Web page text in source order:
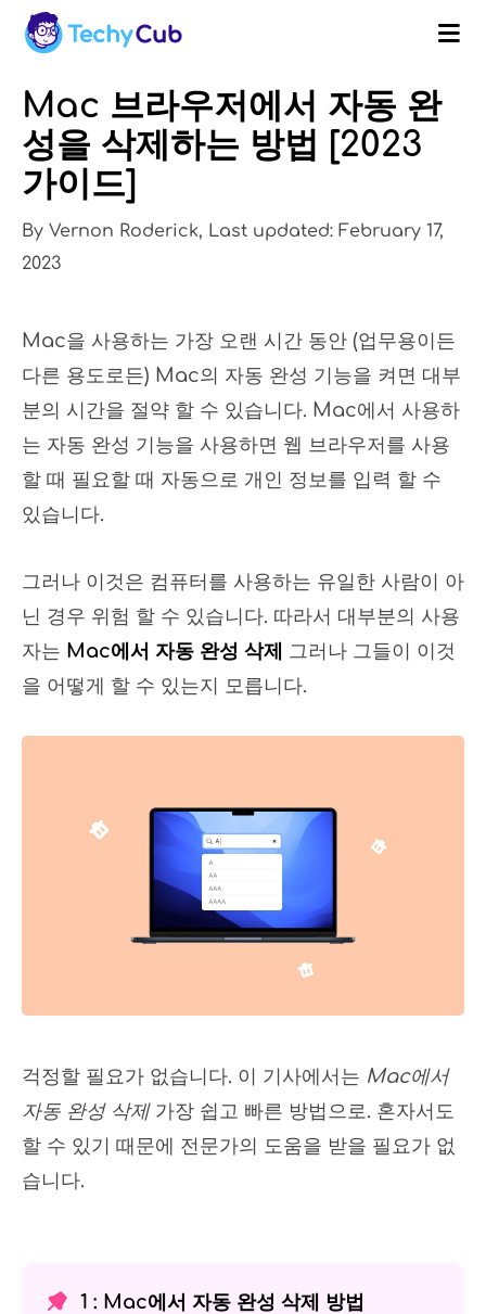
Mac 브라우저에서 자동 완
성을 삭제하는 방법 [2023
가이드]
By Vernon Roderick, Last updated: February 17,
2023
Mac을 사용하는 가장 오랜 시간 동안 (업무용이든
다른 용도로든) Mac의 자동 완성 기능을 켜면 대부
분의 시간을 절약 할 수 있습니다. Mac에서 사용하
는 자동 완성 기능을 사용하면 웹 브라우저를 사용
할 때 필요할 때 자동으로 개인 정보를 입력 할 수
있습니다.
그러나 이것은 컴퓨터를 사용하는 유일한 사람이 아
닌 경우 위험 할 수 있습니다. 따라서 대부분의 사용
자는 Mac에서 자동 완성 삭제
그러나 그들이 이것
을 어떻게 할 수 있는지 모릅니다.
걱정할 필요가 없습니다. 이 기사에서는 Mac에서
자동 완성 삭제가장 쉽고 빠른 방법으로. 혼자서도
할 수 있기 때문에 전문가의 도움을 받을 필요가 없
습니다.
1 : Mac에서 자동 완성 삭제 방법